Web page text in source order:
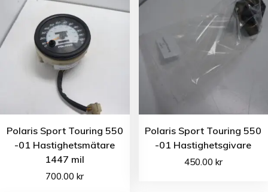
Polaris Sport Touring 550
-01 Hastighetsmätare
1447 mil
700.00kr
Polaris Sport Touring 550
-01 Hastighetsgivare
450.00 kr